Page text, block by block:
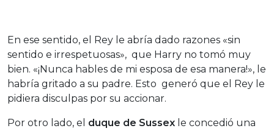
En ese sentido, el Rey le abría dado razones «sin
sentido e irrespetuosas», que Harry no tomó muy
bien. «¡Nunca hables de mi esposa de esa manera!», le
habría gritado a su padre. Esto generó que el Rey le
pidiera disculpas por su accionar.
Por otro lado, el duque de Sussex le concedió una